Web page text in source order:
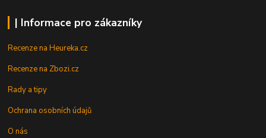
| Informace pro zákazníky
Recenze na Heureka.cz
Recenze na Zbozi.cz
Rady a tipy
Ochrana osobních údajů
O nás